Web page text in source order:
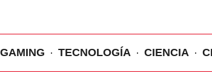
GAMING TECNOLOGÍA CIENCIA